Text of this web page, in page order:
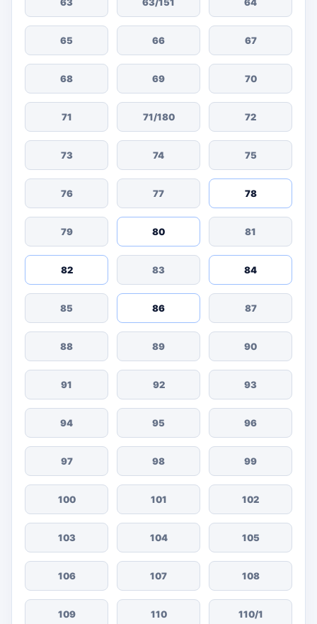
65 66 67
68 69 70
71 71/180 72
73 74 75
76 77 78
79 80 81
82 83 84
85 86 87
88 89 90
91 92 93
94 95 96
97 98 99
100 101 102
103 104 105
106 107 108
109 110 110/1